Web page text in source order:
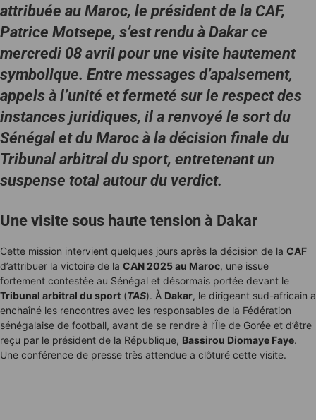
attribuée au Maroc, le président de la CAF,
Patrice Motsepe, s’est rendu à Dakar ce
mercredi 08 avril pour une visite hautement
symbolique. Entre messages d’apaisement,
appels à l’unité et fermeté sur le respect des
instances juridiques, il a renvoyé le sort du
Sénégal et du Maroc à la décision finale du
Tribunal arbitral du sport, entretenant un
suspense total autour du verdict.
Une visite sous haute tension à Dakar
Cette mission intervient quelques jours après la décision de la CAF
d’attribuer la victoire de la CAN 2025 au Maroc, une issue
fortement contestée au Sénégal et désormais portée devant le
Tribunal arbitral du sport (TAS). À Dakar, le dirigeant sud-africain a
enchaîné les rencontres avec les responsables de la Fédération
sénégalaise de football, avant de se rendre à l’Île de Gorée et d’être
reçu par le président de la République, Bassirou Diomaye Faye.
Une conférence de presse très attendue a clôturé cette visite.